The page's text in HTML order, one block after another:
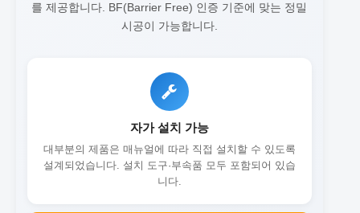
를 제공합니다.
BF(Barrier Free) 인증 기준에 맞는 정밀
시공이 가능합니다.
자가 설치 가능
대부분의 제품은 매뉴얼에 따라 직접 설치할 수 있도록
설계되었습니다. 설치 도구·부속품 모두 포함되어 있습
니다.